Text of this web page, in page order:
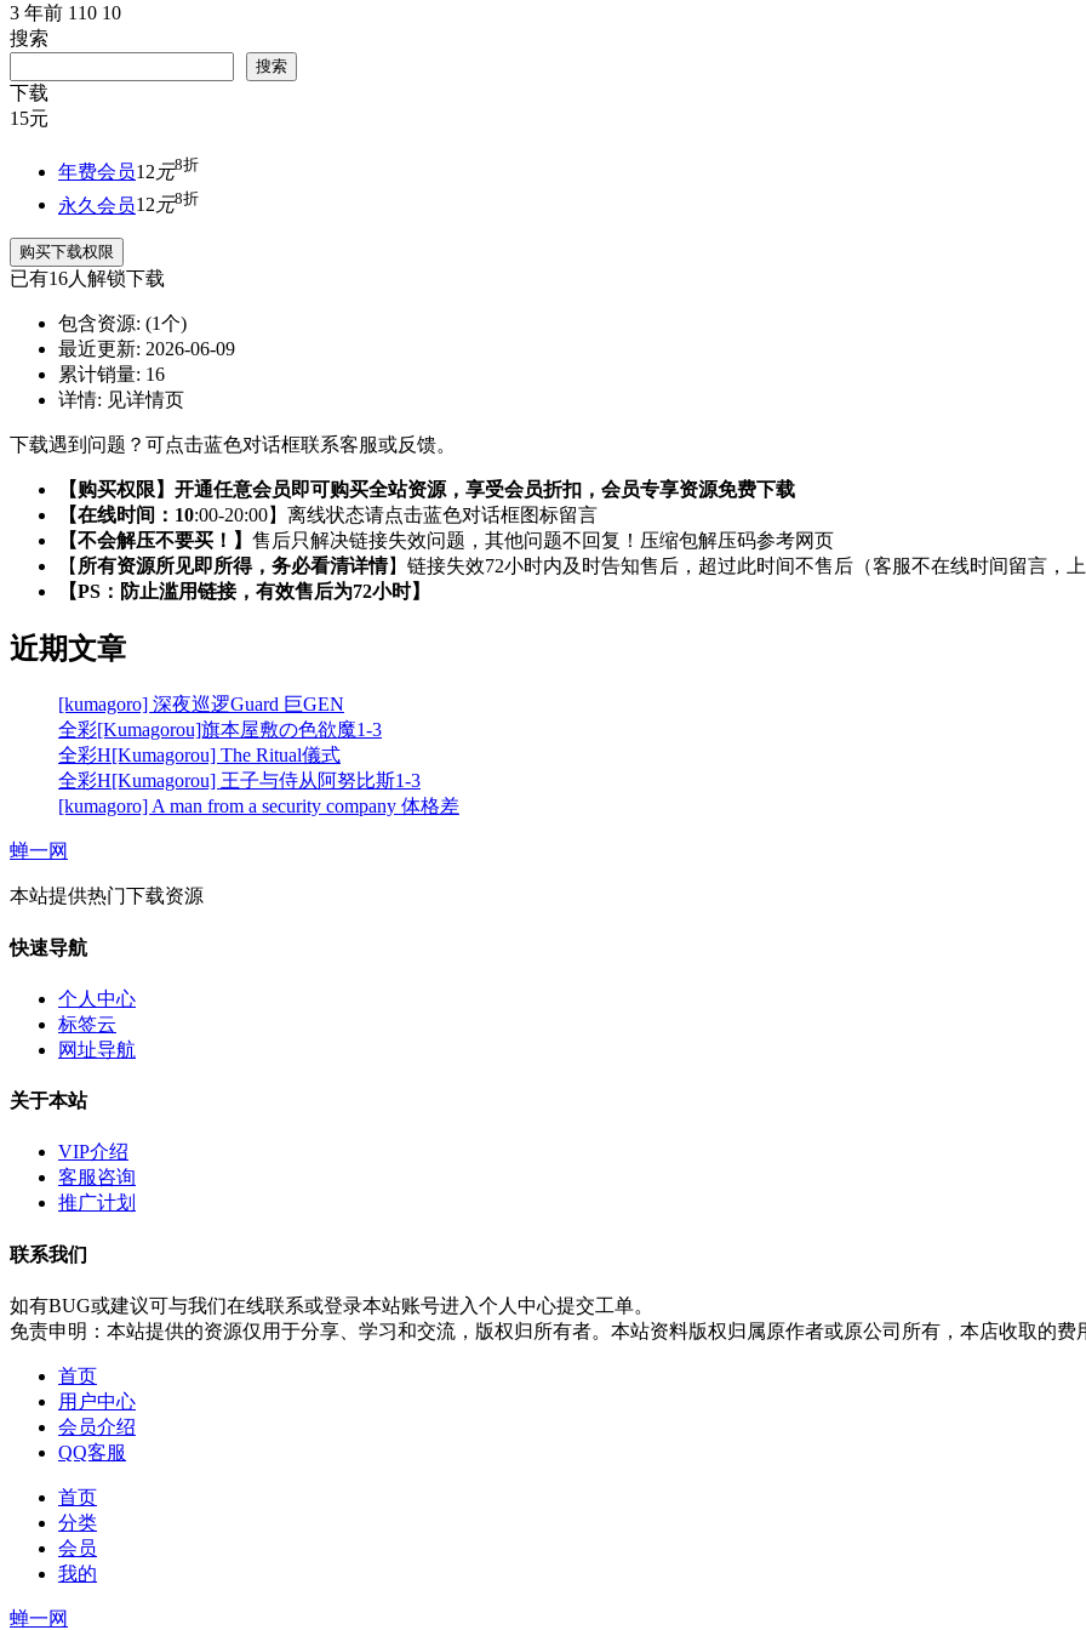
3 年前 110 10
搜索
搜索
下载
15元
年费会员12 元8折
永久会员12元8折
购买下载权限
已有16人解锁下载
包含资源: (1个)
最近更新: 2026-06-09
累计销量: 16
详情: 见详情页
下载遇到问题？可点击蓝色对话框联系客服或反馈。
【购买权限】开通任意会员即可购买全站资源，享受会员折扣，会员专享资源免费下载
【在线时间：10:00-20:00】离线状态请点击蓝色对话框图标留言
【不会解压不要买！】 售后只解决链接失效问题，其他问题不回复！压缩包解压码参考网页
【 所有资源所见即所得，务必看清详情】链接失效72小时内及时告知售后，超过此时间不售后（客服不在线时间留言，上
【PS：防止滥用链接，有效售后为72小时】
近期文章
[kumagoro] 深夜巡逻Guard 巨GEN
全彩[Kumagorou]旗本屋敷の色欲魔1-3
全彩H[Kumagorou] The Ritual儀式
全彩H[Kumagorou] 王子与侍从阿努比斯1-3
[kumagoro] A man from a security company 体格差
蝉一网
本站提供热门下载资源
快速导航
个人中心
标签云
网址导航
关于本站
VIP介绍
客服咨询
推广计划
联系我们
如有BUG或建议可与我们在线联系或登录本站账号进入个人中心提交工单。
免责申明：本站提供的资源仅用于分享、学习和交流，版权归所有者。本站资料版权归属原作者或原公司所有，本店收取的费
首页
用户中心
会员介绍
QQ客服
首页
分类
会员
我的
蝉一网